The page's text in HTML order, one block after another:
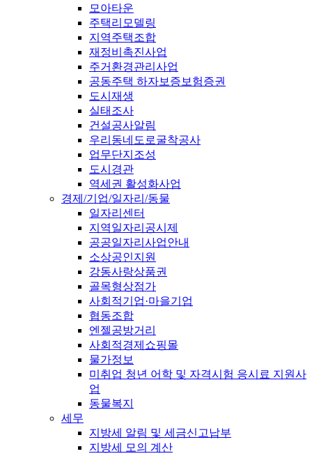
모아타운
주택리모델링
지역주택조합
재정비촉진사업
주거환경관리사업
공동주택 하자보증보험증권
도시재생
실태조사
건설공사알림
우리동네도로굴착공사
업무단지조성
도시경관
역세권 활성화사업
경제/기업/일자리/동물
일자리센터
지역일자리공시제
공공일자리사업안내
소상공인지원
강동사랑상품권
골목형상점가
사회적기업·마을기업
협동조합
엔젤공방거리
사회적경제쇼핑몰
물가정보
미취업 청년 어학 및 자격시험 응시료 지원사
업
동물복지
세무
지방세 알림 및 세금신고납부
지방세 모의 계산